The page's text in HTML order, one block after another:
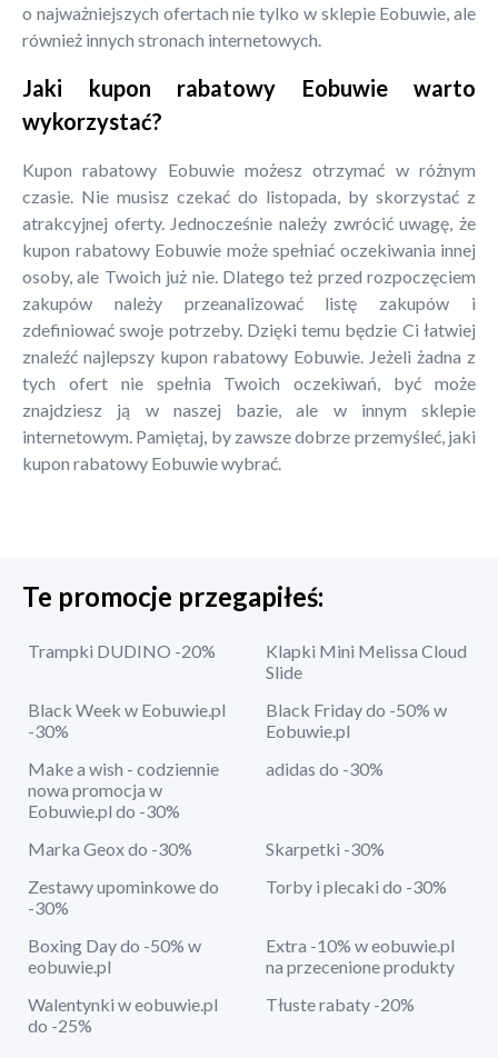
o najważniejszych ofertach nie tylko w sklepie Eobuwie, ale
również innych stronach internetowych.
Jaki kupon rabatowy Eobuwie warto
wykorzystać?
Kupon rabatowy Eobuwie możesz otrzymać w różnym
czasie. Nie musisz czekać do listopada, by skorzystać z
atrakcyjnej oferty. Jednocześnie należy zwrócić uwagę, że
kupon rabatowy Eobuwie może spełniać oczekiwania innej
osoby, ale Twoich już nie. Dlatego też przed rozpoczęciem
zakupów należy przeanalizować listę zakupów i
zdefiniować swoje potrzeby. Dzięki temu będzie Ci łatwiej
znaleźć najlepszy kupon rabatowy Eobuwie. Jeżeli żadna z
tych ofert nie spełnia Twoich oczekiwań, być może
znajdziesz ją w naszej bazie, ale w innym sklepie
internetowym. Pamiętaj, by zawsze dobrze przemyśleć, jaki
kupon rabatowy Eobuwie wybrać.
Te promocje przegapiłeś:
Trampki DUDINO -20%
Klapki Mini Melissa Cloud
Slide
Black Week w Eobuwie.pl
-30%
Black Friday do -50% w
Eobuwie.pl
Make a wish - codziennie
nowa promocja w
Eobuwie.pl do -30%
adidas do -30%
Marka Geox do -30%
Skarpetki -30%
Zestawy upominkowe do
-30%
Torby i plecaki do -30%
Boxing Day do -50% w
eobuwie.pl
Extra -10% w eobuwie.pl
na przecenione produkty
Walentynki w eobuwie.pl
do -25%
Tłuste rabaty -20%